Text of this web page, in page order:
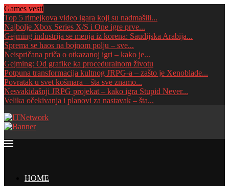
Games vesti
Top 5 rimejkova video igara koji su nadmašili...
Najbolje Xbox Series X/S i One igre prve...
Gejming industrija se menja iz korena: Saudijska Arabija...
Sprema se haos na bojnom polju – sve...
Neispričana priča o otkazanoj igri – kako je...
Gejming: Od grafike ka proceduralnom životu
Potpuna transformacija kultnog JRPG-a – zašto je Xenoblade...
Povratak u svet košmara – šta sve znamo...
Nesvakidašnji JRPG projekat – kako igra Stupid Never...
Velika očekivanja i planovi za nastavak – šta...
HOME